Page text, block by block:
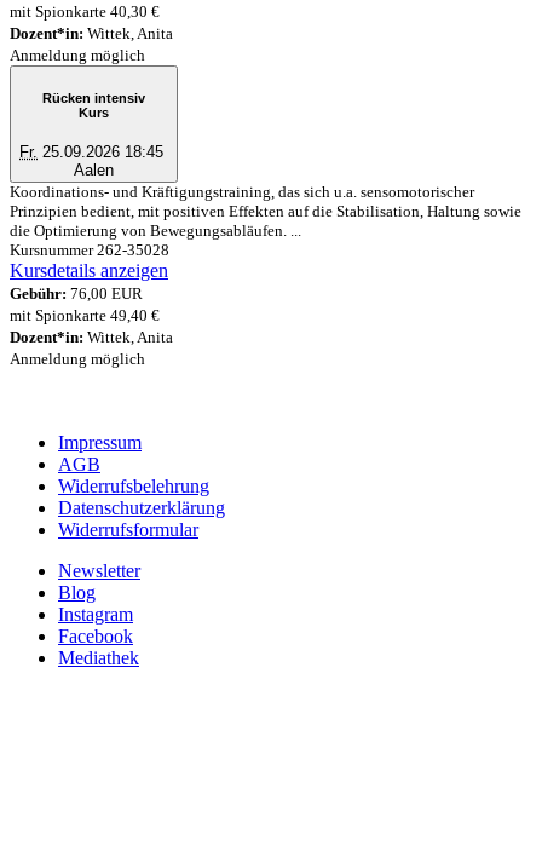
mit Spionkarte 40,30 €
Dozent*in: Wittek, Anita
Anmeldung möglich
Rücken intensiv
Kurs
Fr. 25.09.2026 18:45
Aalen
Koordinations- und Kräftigungstraining, das sich u.a. sensomotorischer
Prinzipien bedient, mit positiven Effekten auf die Stabilisation, Haltung sowie
die Optimierung von Bewegungsabläufen. ...
Kursnummer 262-35028
Kursdetails anzeigen
Gebühr: 76,00 EUR
mit Spionkarte 49,40 €
Dozent*in: Wittek, Anita
Anmeldung möglich
Impressum
AGB
Widerrufsbelehrung
Datenschutzerklärung
Widerrufsformular
Newsletter
Blog
Instagram
Facebook
Mediathek